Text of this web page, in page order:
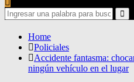
Search
for:
Home
Policiales
Accidente fantasma:
ningún vehículo en el lugar